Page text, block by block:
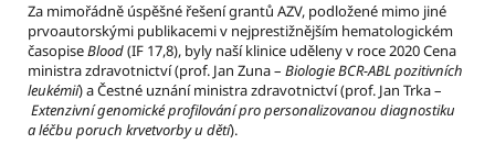
Za mimořádně úspěšné řešení grantů AZV, podložené mimo jiné
prvoautorskými publikacemi v nejprestižnějším hematologickém
časopiseBlood(IF 17,8), byly naší klinice uděleny v roce 2020 Cena
ministra zdravotnictví (prof. Jan Zuna – Biologie BCR-ABL pozitivních
leukémií) a Čestné uznání ministra zdravotnictví (prof. Jan Trka –
Extenzivní genomické profilování pro personalizovanou diagnostiku
a léčbu poruch krvetvorby u dětí).